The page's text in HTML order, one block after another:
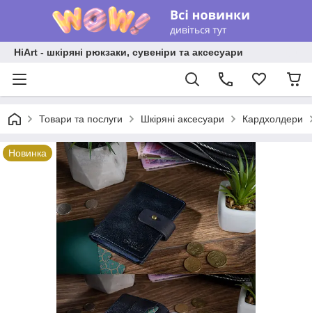
HiArt - шкіряні рюкзаки, сувеніри та аксесуари
Товари та послуги Шкіряні аксесуари Кардхолдери
Новинка